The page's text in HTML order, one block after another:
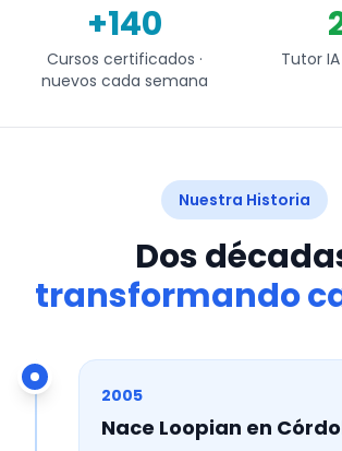
+140
Cursos certificados ·
nuevos cada semana
Tutor
Nuestra Historia
Dos
transformando
2005
Nace Loopian en